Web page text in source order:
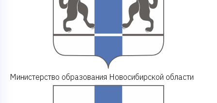
Министерство образования Новосибирской области